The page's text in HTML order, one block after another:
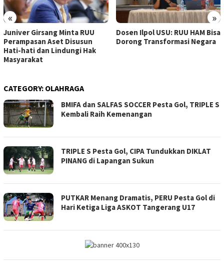
« »
Juniver Girsang Minta RUU
Perampasan Aset Disusun
Hati-hati dan Lindungi Hak
Masyarakat
Dosen Ilpol USU: RUU HAM Bisa
Dorong Transformasi Negara
CATEGORY: OLAHRAGA
BMIFA dan SALFAS SOCCER Pesta Gol, TRIPLE S
Kembali Raih Kemenangan
TRIPLE S Pesta Gol, CIPA Tundukkan DIKLAT
PINANG di Lapangan Sukun
PUTKAR Menang Dramatis, PERU Pesta Gol di
Hari Ketiga Liga ASKOT Tangerang U17